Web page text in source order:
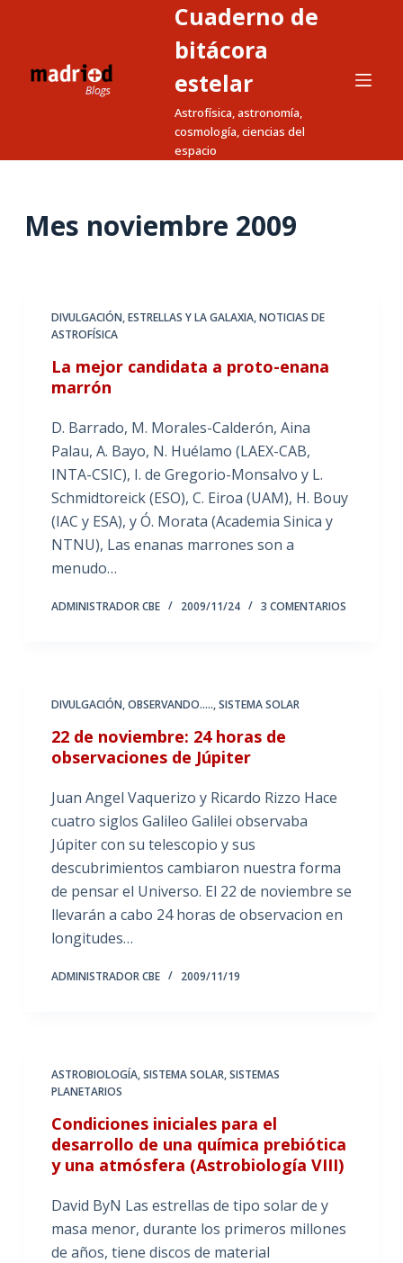
a
Cuaderno de
bitácora
estelar
Astrofísica, astronomía,
cosmología, ciencias del
espacio
Mes noviembre 2009
DIVULGACIÓN,ESTRELLAS Y LA GALAXIA,NOTICIAS DE
ASTROFÍSICA
La mejor candidata a proto-enana
marrón
D. Barrado, M. Morales-Calderón, Aina
Palau, A. Bayo, N. Huélamo (LAEX-CAB,
INTA-CSIC), I. de Gregorio-Monsalvo y L.
Schmidtoreick (ESO), C. Eiroa (UAM), H. Bouy
(IAC y ESA), y Ó. Morata (Academia Sinica y
NTNU), Las enanas marrones son a
menudo…
ADMINISTRADOR CBE 2009/11/24 3 COMENTARIOS
DIVULGACIÓN,OBSERVANDO.....,SISTEMA SOLAR
22 de noviembre: 24 horas de
observaciones de Júpiter
Juan Angel Vaquerizo y Ricardo Rizzo Hace
cuatro siglos Galileo Galilei observaba
Júpiter con su telescopio y sus
descubrimientos cambiaron nuestra forma
de pensar el Universo. El 22 de noviembre se
llevarán a cabo 24 horas de observacion en
longitudes…
ADMINISTRADOR CBE 2009/11/19
ASTROBIOLOGÍA,SISTEMA SOLAR,SISTEMAS
PLANETARIOS
Condiciones iniciales para el
desarrollo de una química prebiótica
y una atmósfera (Astrobiología VIII)
David ByN Las estrellas de tipo solar de y
masa menor, durante los primeros millones
de años, tiene discos de material